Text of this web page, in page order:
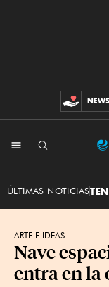
ÚLTIMAS NOTICIAS
ARTE E IDEAS
Nave
entra en